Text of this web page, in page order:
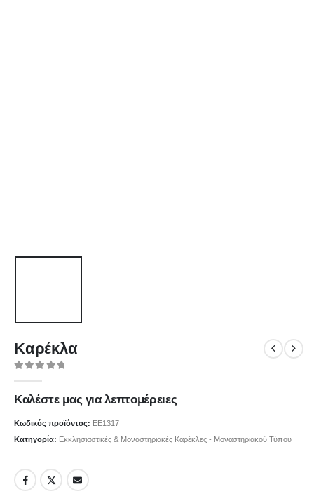
Καρέκλα
Καλέστε μας για λεπτομέρειες
Κωδικός προϊόντος: EE1317
Κατηγορία: Εκκλησιαστικές & Μοναστηριακές Καρέκλες - Μοναστηριακού Τύπου